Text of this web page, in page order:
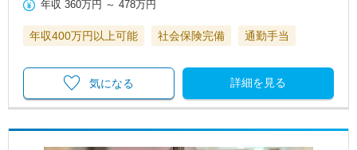
年収 360万円 ～478万円
年収400万円以上可能 社会保険完備 通勤手当
詳細を見る
気になる